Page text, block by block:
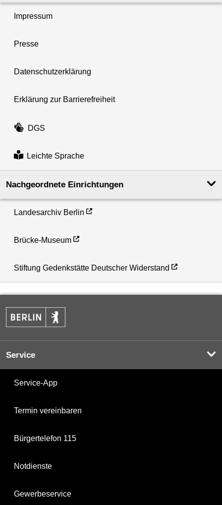
Impressum
Presse
Datenschutzerklärung
Erklärung zur Barrierefreiheit
DGS
Leichte Sprache
Nachgeordnete Einrichtungen
Landesarchiv Berlin
Brücke-Museum
Stiftung Gedenkstätte Deutscher Widerstand
Service
Service-App
Termin vereinbaren
Bürgertelefon 115
Notdienste
Gewerbeservice